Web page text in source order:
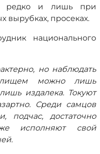
редко и лишь при
вырубках, просеках.
национального
но наблюдать
можно лишь
издалека. Токуют
Среди самцов
подчас, достаточно
исполняют свой